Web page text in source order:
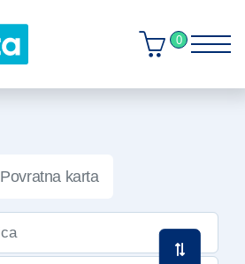
0
Povratna karta